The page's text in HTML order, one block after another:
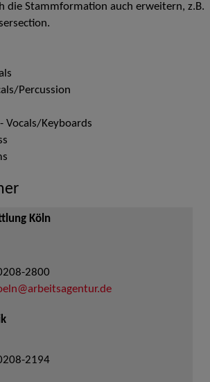
die Stammformation auch erweitern, z.B.
Percussion
Vocals/Keyboards
Köln
2800
2194